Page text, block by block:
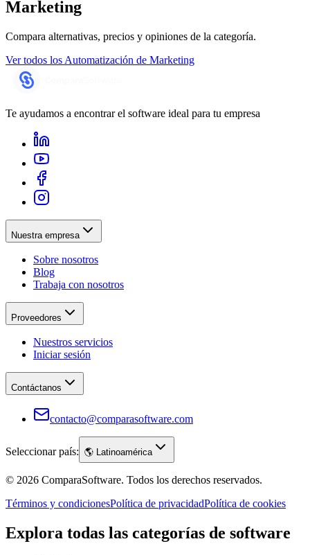
Marketing
Compara alternativas, precios y opiniones de la categoría.
Ver todos los Automatización de Marketing
Te ayudamos a encontrar el software ideal para tu empresa
Nuestra empresa
Sobre nosotros
Blog
Trabaja con nosotros
Proveedores
Nuestros servicios
Iniciar sesión
Contáctanos
contacto@comparasoftware.com
Seleccionar país: 🌎 Latinoamérica
© 2026 ComparaSoftware. Todos los derechos reservados.
Términos y condicionesPolítica de privacidadPolítica de cookies
Explora todas las categorías de software